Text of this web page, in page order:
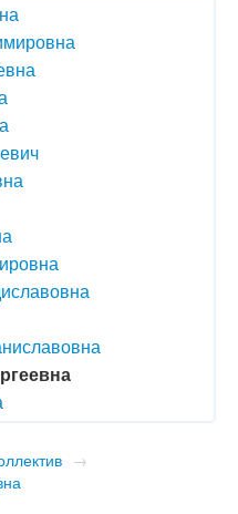
→